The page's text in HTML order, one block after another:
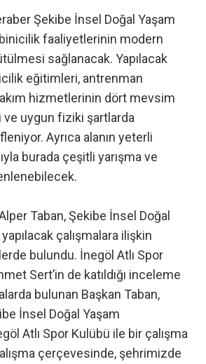
Şekibe İnsel Doğal Yaşam
faaliyetlerinin modern
sağlanacak. Yapılacak
eğitimleri, antrenman
hizmetlerinin dört mevsim
uygun fiziki şartlarda
Ayrıca alanın yeterli
burada çeşitli yarışma ve
Taban, Şekibe İnsel Doğal
çalışmalara ilişkin
bulundu. İnegöl Atlı Spor
Sert’in de katıldığı inceleme
bulunan Başkan Taban,
İnsel Doğal Yaşam
Atlı Spor Kulübü ile bir çalışma
çerçevesinde, şehrimizde